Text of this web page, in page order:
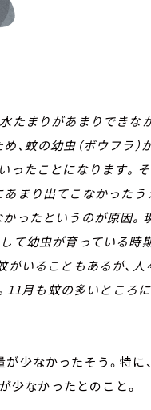
たまりがあまりできな
、蚊の幼虫（ボウフラ）
ったことになります。
まり出てこなかったう
ったというのが原因。
て幼虫が育っている時
いることもあるが、
11月も蚊の多いところ
少なかったそう。特に
少なかったとのこと。